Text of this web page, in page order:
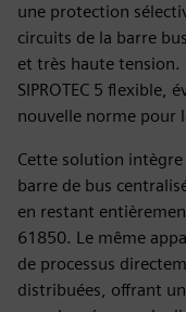
une protection
circuits de la barre
et très haute
SIPROTEC 5
nouvelle norme pour
Cette solution
barre de bus
en restant
61850. Le même
de processus
distribuées, offrant